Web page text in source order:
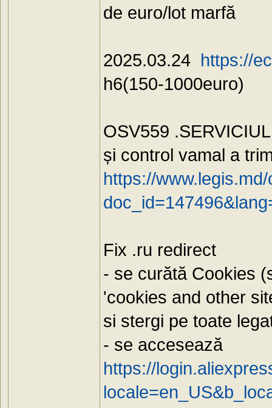
de euro/lot marfă
2025.03.24 https://
h6(150-1000euro)
OSV559
și control vamal a
https://
Fix .ru redirect
- se curătă Cookies
'cookies and other
si stergi pe toate
- se accesează
https://